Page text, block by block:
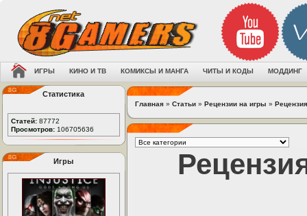
ИГРЫ КИНО И ТВ КОМИКСЫ И МАНГА ЧИТЫ И КОДЫ МОДДИНГ
Статистика
Статей: 87772
Просмотров: 106705636
Игры
Главная » Статьи » Рецензии на игры »